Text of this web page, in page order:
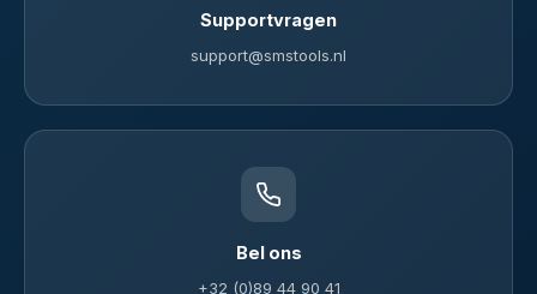
Supportvragen
support@smstools.nl
Bel ons
+32 (0)89 44 90 41